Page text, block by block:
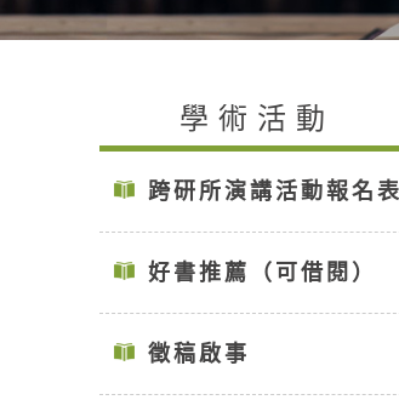
學術活動
跨研所演講活動報名表
好書推薦（可借閱）
徵稿啟事